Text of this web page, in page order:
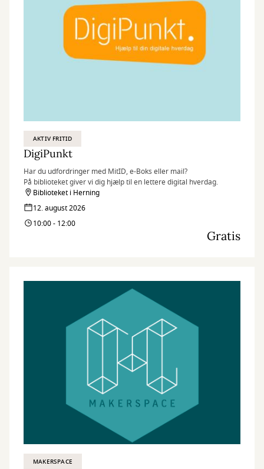
AKTIV FRITID
DigiPunkt
Har du udfordringer med MitID, e-Boks eller mail?
På biblioteket giver vi dig hjælp til en lettere digital hverdag.
Biblioteket i Herning
12. august 2026
10:00 - 12:00
Gratis
MAKERSPACE